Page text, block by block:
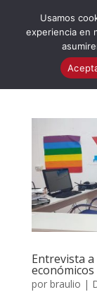
Entrevista
por braulio |
Usamos
experiencia en